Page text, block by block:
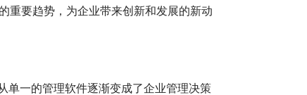
重要趋势，为企业带来创新和发展的新动
单一的管理软件逐渐变成了企业管理决策